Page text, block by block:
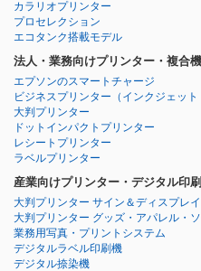
カラリオプリンター
プロセレクション
エコタンク搭載モデル
法人・業務向けプリンター・複合機
エプソンのスマートチャージ
ビジネスプリンター （インクジェッ
大判プリンター
ドットインパクトプリンター
レシートプリンター
ラベルプリンター
産業向けプリンター・デジタル印
大判プリンター サイン＆ディスプレイ
大判プリンター グッズ・アパレル・
業務用写真・プリントシステム
デジタルラベル印刷機
デジタル捺染機